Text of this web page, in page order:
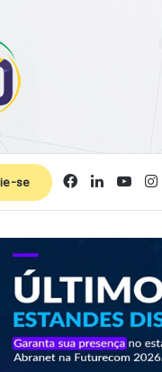
se FacebookLinkedin